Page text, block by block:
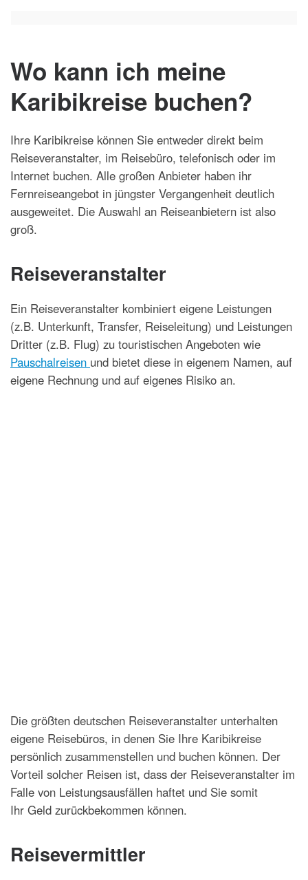
Wo kann ich meine
Karibikreise buchen?
Ihre Karibikreise können Sie entweder direkt beim
Reiseveranstalter, im Reisebüro, telefonisch oder im
Internet buchen. Alle großen Anbieter haben ihr
Fernreiseangebot in jüngster Vergangenheit deutlich
ausgeweitet. Die Auswahl an Reiseanbietern ist also
groß.
Reiseveranstalter
Ein Reiseveranstalter kombiniert eigene Leistungen
(z.B. Unterkunft, Transfer, Reiseleitung) und Leistungen
Dritter (z.B. Flug) zu touristischen Angeboten wie
Pauschalreisen und bietet diese in eigenem Namen, auf
eigene Rechnung und auf eigenes Risiko an.
Die größten deutschen Reiseveranstalter unterhalten
eigene Reisebüros, in denen Sie Ihre Karibikreise
persönlich zusammenstellen und buchen können. Der
Vorteil solcher Reisen ist, dass der Reiseveranstalter im
Falle von Leistungsausfällen haftet und Sie somit
Ihr Geld zurückbekommen können.
Reisevermittler